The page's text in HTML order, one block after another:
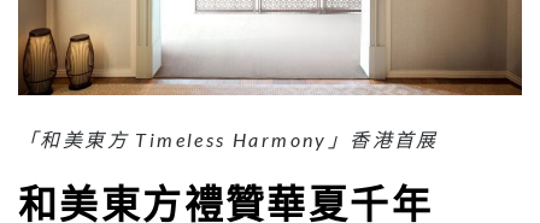
「和美東方 Timeless Harmony」香港首展
和美東方禮贊華夏千年